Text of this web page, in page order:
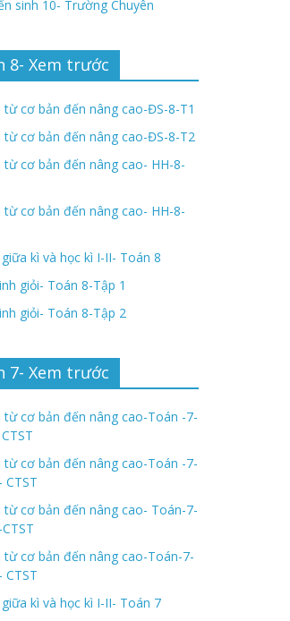
sinh 10- Trường Chuyên
8- Xem trước
từ cơ bản đến nâng cao-ĐS-8-T1
từ cơ bản đến nâng cao-ĐS-8-T2
từ cơ bản đến nâng cao- HH-8-
từ cơ bản đến nâng cao- HH-8-
kì và học kì I-II- Toán 8
giỏi- Toán 8-Tập 1
giỏi- Toán 8-Tập 2
7- Xem trước
từ cơ bản đến nâng cao-Toán -7-
từ cơ bản đến nâng cao-Toán -7-
CTST
từ cơ bản đến nâng cao- Toán-7-
từ cơ bản đến nâng cao-Toán-7-
CTST
kì và học kì I-II- Toán 7